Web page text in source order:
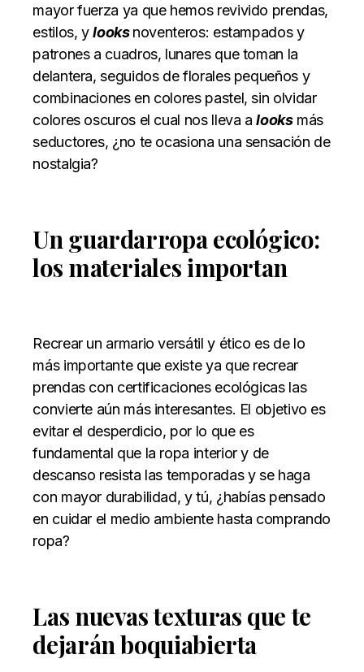
mayor fuerza ya que hemos revivido prendas,
estilos, ylooksnoventeros: estampados y
patrones a cuadros, lunares que toman la
delantera, seguidos de florales pequeños y
combinaciones en colores pastel, sin olvidar
colores oscuros el cual nos lleva alooksmás
seductores, ¿no te ocasiona una sensación de
nostalgia?
Un guardarropa ecológico:
los materiales importan
Recrear un armario versátil y ético es de lo
más importante que existe ya que recrear
prendas con certificaciones ecológicas las
convierte aún más interesantes. El objetivo es
evitar el desperdicio, por lo que es
fundamental que la ropa interior y de
descanso resista las temporadas y se haga
con mayor durabilidad, y tú, ¿habías pensado
en cuidar el medio ambiente hasta comprando
ropa?
Las nuevas texturas que te
dejarán boquiabierta